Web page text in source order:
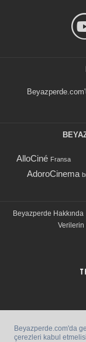
AlloCiné Fransa
AdoroCinema
Beyazperde Hakkında
Verilerin
Beyazperde.com'da
çerezleri kabul